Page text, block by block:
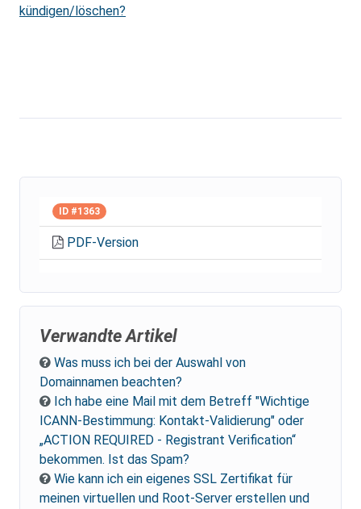
kündigen/löschen?
ID #1363
PDF-Version
Verwandte Artikel
Was muss ich bei der Auswahl von
Domainnamen beachten?
Ich habe eine Mail mit dem Betreff "Wichtige
ICANN-Bestimmung: Kontakt-Validierung" oder
„ACTION REQUIRED - Registrant Verification“
bekommen. Ist das Spam?
Wie kann ich ein eigenes SSL Zertifikat für
meinen virtuellen und Root-Server erstellen und